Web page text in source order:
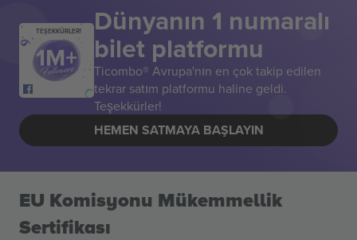
TEŞEKKÜRLER! Dünyanın 1 numaralı
bilet platformu
Ticombo® Avrupa'nın en çok takip edilen
tekrar satım platformu haline geldi.
Teşekkürler!
HEMEN SATMAYA BAŞLAYIN
EU Komisyonu Mükemmellik
Sertifikası